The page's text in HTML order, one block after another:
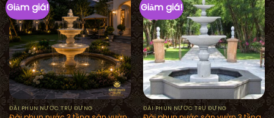
Giảm giá!
ĐÀI PHUN NƯỚC TRỤ ĐỨNG
Giảm giá!
ĐÀI PHUN NƯỚC TRỤ ĐỨNG